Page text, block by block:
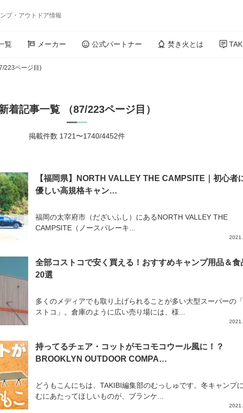
プ・アウトドア情報
覧 メーカー 公式パートナー 焚き火とは
223ページ目)
着記事一覧 （87/223ページ目）
掲載件数 1721〜1740/4452件
【福岡県】NORTH VALLEY THE CAMPSITE｜初心者
優しい高規格キャン…
福岡の太宰府市（だざいふし）にあるNORTH VALLEY THE
CAMPSITE（ノースバレーキ...
全部コストコで安く買える！おすすめキャンプ用品＆食
20選
多くのメディアでも取り上げられることが多い大型スーパーの
ストコ」。倉庫のように広い売り場には、様...
持ってるチェア・コットがモコモコウール風に！？
BROOKLYN OUTDOOR COMPA…
どうもこんにちは、TAKIBI編集部のむっしゅです。冬キャンプ
むにあたってほしいものが、ブランケ...